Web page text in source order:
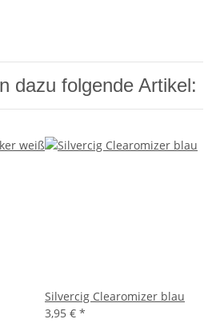
dazu folgende Artikel:
Silvercig Clearomizer blau
3,95 € *